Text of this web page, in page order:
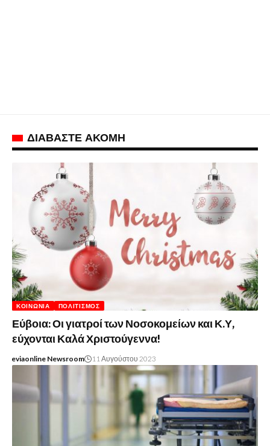
ΔΙΑΒΑΣΤΕ ΑΚΟΜΗ
ΚΟΙΝΩΝΊΑ ΠΟΛΙΤΙΣΜΌΣ
Εύβοια: Οι γιατροί των Νοσοκομείων και Κ.Υ,
εύχονται Καλά Χριστούγεννα!
eviaonline Newsroom 11 Αυγούστου 2023